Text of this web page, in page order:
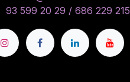
93 599 20 29 / 686 229 215